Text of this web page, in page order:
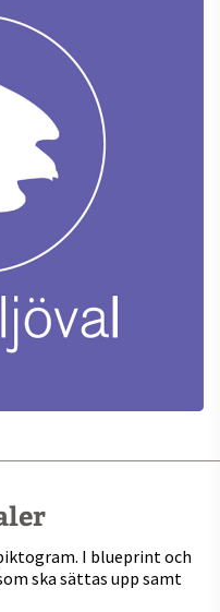
I blueprint och
ska sättas upp samt